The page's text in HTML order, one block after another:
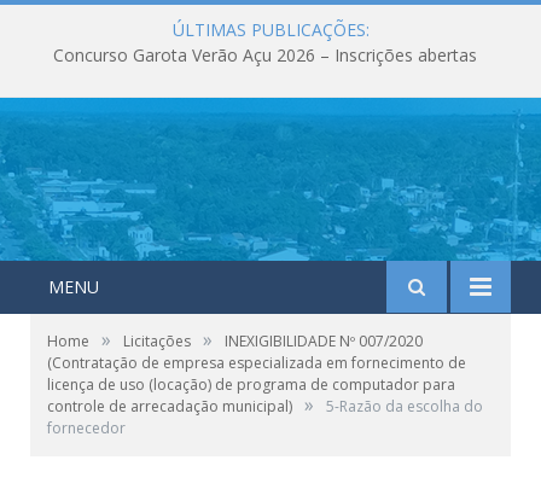
ÚLTIMAS PUBLICAÇÕES:
Concurso Garota Verão Açu 2026 – Inscrições abertas
MENU
Home » Licitações »
INEXIGIBILIDADE Nº 007/2020
(Contratação de empresa especializada em fornecimento de
licença de uso (locação) de programa de computador para
controle de arrecadação municipal) »
5-Razão da escolha do
fornecedor